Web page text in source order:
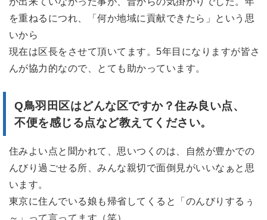
を重ねるにつれ、「何か地域に貢献できたら」という思
いから
現在は区長をさせて頂いてます。5年目になりますが皆さ
んが協力的なので、とても助かっています。
Q鳥羽田区はどんな区ですか？住み良い点、
不便を感じる点など教えてください。
住みよい点と聞かれて、思いつくのは、自然が豊かでの
んびり過ごせる所、みんな親切で面倒見がいいなぁと思
います。
東京に住んでいる娘も帰省してくると「のんびりするぅ